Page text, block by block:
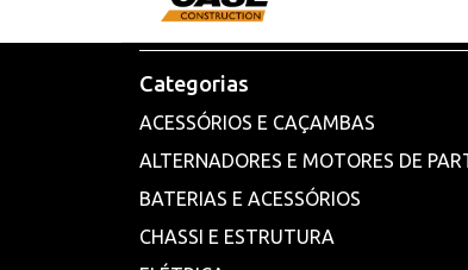
Categorias
ACESSÓRIOS E CAÇAMBAS
ALTERNADORES E MOTORES DE
BATERIAS E ACESSÓRIOS
CHASSI E ESTRUTURA